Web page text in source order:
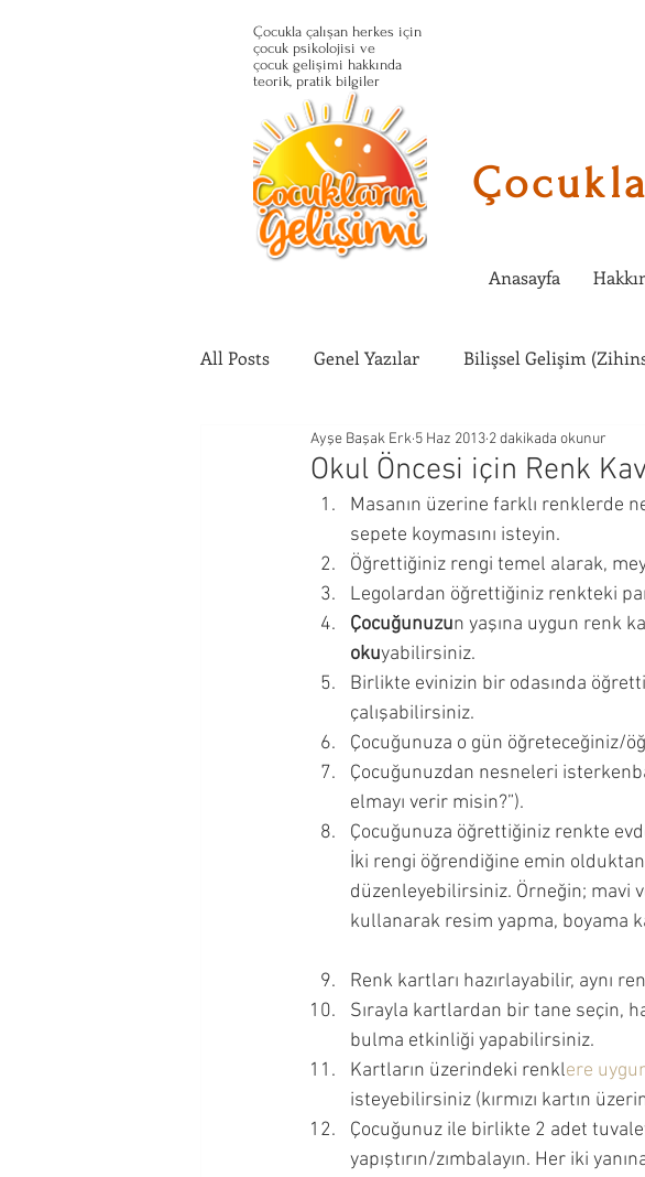
Çocukla çalışan herkes için
çocuk psikolojisi ve
çocuk gelişimi hakkında
teorik, pratik bilgiler
Anasayfa
All Posts Genel Yazılar Bilişsel Gelişim
Çocuğun Fiziksel Gelişimi Çocuklarda Sosyal
Okul Çağı Dönemi Okul Öncesi Dönemi
Çocuğumla İletişim Kurmak Çocuğuma
Ergenlik Dönemi
Okul Öncesi için Renk
Ayşe Başak Erk 5 Haz 2013 2 dakikada okunur
Masanın üzerine farklı renklerde
sepete koymasını isteyin.
Öğrettiğiniz rengi temel alarak,
Legolardan öğrettiğiniz renkteki
Çocuğunuzun yaşına uygun renk
okuyabilirsiniz.
Birlikte evinizin bir odasında
çalışabilirsiniz.
Çocuğunuza o gün öğreteceğiniz/
Çocuğunuzdan nesneleri
elmayı verir misin?”).
Çocuğunuza öğrettiğiniz renkte
İki rengi öğrendiğine emin
düzenleyebilirsiniz. Örneğin; mavi
kullanarak resim yapma, boyama
Renk kartları hazırlayabilir, aynı
Sırayla kartlardan bir tane seçin,
bulma etkinliği yapabilirsiniz.
Kartların üzerindeki renklere
isteyebilirsiniz (kırmızı kartın
Çocuğunuz ile birlikte 2 adet
yapıştırın/zımbalayın. Her iki